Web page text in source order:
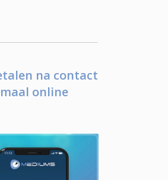
na contact
online